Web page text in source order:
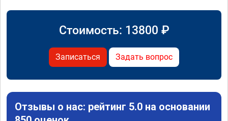
Стоимость: 13800 ₽
Записаться Задать вопрос
Отзывы о нас: рейтинг 5.0 на основании